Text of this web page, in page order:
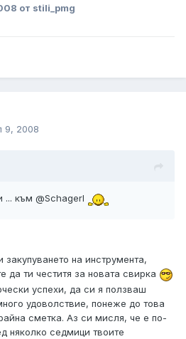
от stili_pmg
9, 2008
... към @Schagerl
на инструмента,
да ти честитя за новата свирка
успехи, да си я ползваш
удоволствие, понеже до това
сметка. Аз си мисля, че е по-
няколко седмици твоите